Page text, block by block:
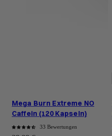
Mega Burn Extreme NO
Caffein (120 Kapseln)
33 Bewertungen